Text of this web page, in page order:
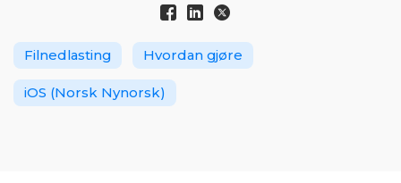
Filnedlasting Hvordan gjøre
iOS (Norsk Nynorsk)